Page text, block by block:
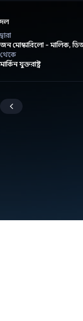
দল
দ্বারা
জন মোস্কারিলো - মালিক,
থেকে
মার্কিন যুক্তরাষ্ট্র